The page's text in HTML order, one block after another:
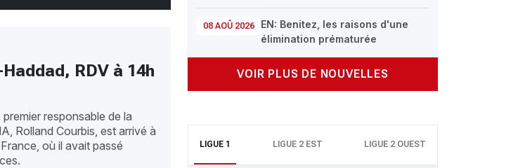
08 AOÛ 2026
EN: Benitez, les raisons d'une
élimination prématurée
VOIR PLUS DE NOUVELLES
LIGUE 1 LIGUE 2 EST LIGUE 2 OUEST
RDV à 14h
premier responsable de la
Rolland Courbis, est arrivé à
où il avait passé